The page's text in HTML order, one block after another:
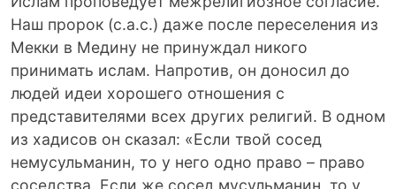
Наш пророк (с.а.с.) даже после переселения из
Мекки в Медину не принуждал никого
принимать ислам. Напротив, он доносил до
людей идеи хорошего отношения с
представителями всех других религий. В одном
из хадисов он сказал: «Если твой сосед
немусульманин, то у него одно право – право
соседства. Если же сосед мусульманин, то у